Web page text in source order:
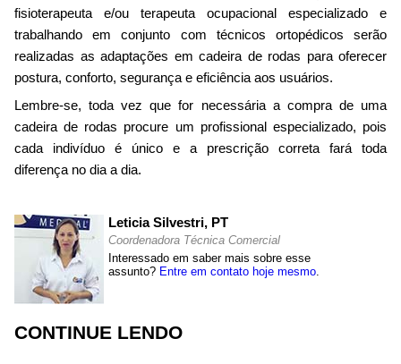
fisioterapeuta e/ou terapeuta ocupacional especializado e
trabalhando em conjunto com técnicos ortopédicos serão
realizadas as adaptações em cadeira de rodas para oferecer
postura, conforto, segurança e eficiência aos usuários.
Lembre-se, toda vez que for necessária a compra de uma
cadeira de rodas procure um profissional especializado, pois
cada indivíduo é único e a prescrição correta fará toda
diferença no dia a dia.
Leticia Silvestri, PT
Coordenadora Técnica Comercial
Interessado em saber mais sobre esse
assunto? Entre em contato hoje mesmo.
CONTINUE LENDO